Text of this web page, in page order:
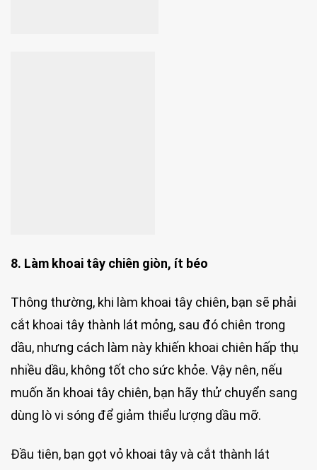
8. Làm khoai tây chiên giòn, ít béo
Thông thường, khi làm khoai tây chiên, bạn sẽ phải
cắt khoai tây thành lát mỏng, sau đó chiên trong
dầu, nhưng cách làm này khiến khoai chiên hấp thụ
nhiều dầu, không tốt cho sức khỏe. Vậy nên, nếu
muốn ăn khoai tây chiên, bạn hãy thử chuyển sang
dùng lò vi sóng để giảm thiểu lượng dầu mỡ.
Đầu tiên, bạn gọt vỏ khoai tây và cắt thành lát